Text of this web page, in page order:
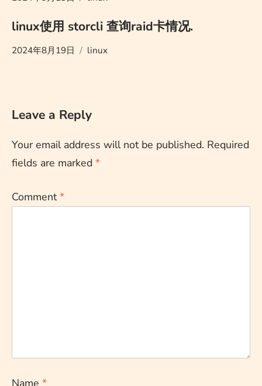
linux使用 storcli 查询raid卡情况.
2024年8月19日 linux
Leave a Reply
Your email address will not be published. Required
fields are marked *
Comment*
Name *